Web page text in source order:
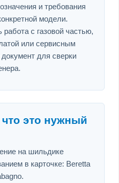
и требования
модели.
работа с газовой частью,
или сервисным
для сверки
это нужный
на шильдике
в карточке: Beretta